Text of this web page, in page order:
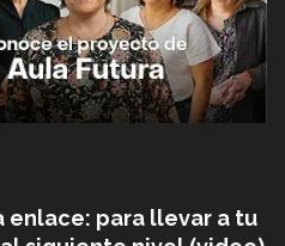
enlace: para llevar a tu